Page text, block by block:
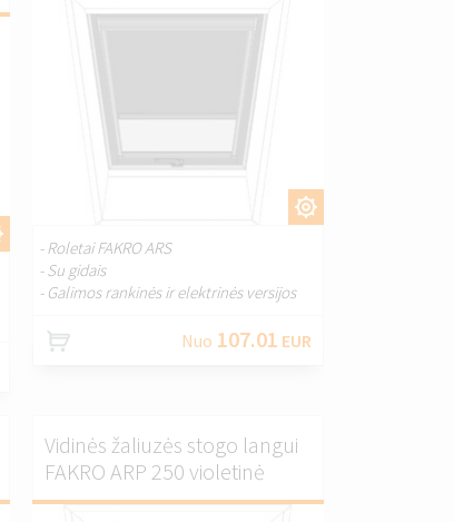
- Roletai FAKRO ARS
- Su gidais
- Galimos rankinės ir elektrinės versijos
Nuo 107.01 EUR
Vidinės žaliuzės stogo langui
FAKRO ARP 250 violetinė